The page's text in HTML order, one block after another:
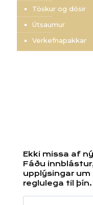
Töskur og dósir
Útsaumur
Verkefnapakkar
Ekki missa af
Fáðu
upplýsingar
reglulega til þín.